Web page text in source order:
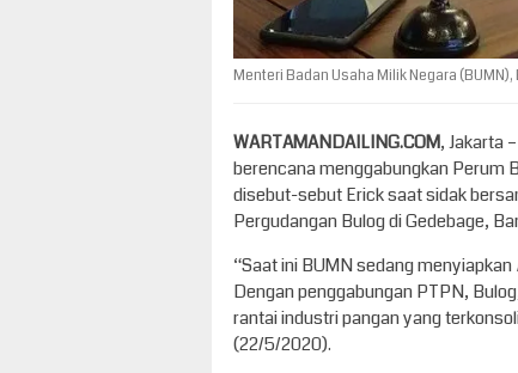
Menteri Badan Usaha Milik Negara
WARTAMANDAILING.COM, Jakarta
berencana menggabungkan Perum
disebut-sebut Erick saat sidak
Pergudangan Bulog di Gedebage,
“Saat ini BUMN sedang menyiapkan
Dengan penggabungan PTPN,
rantai industri pangan yang
(22/5/2020).